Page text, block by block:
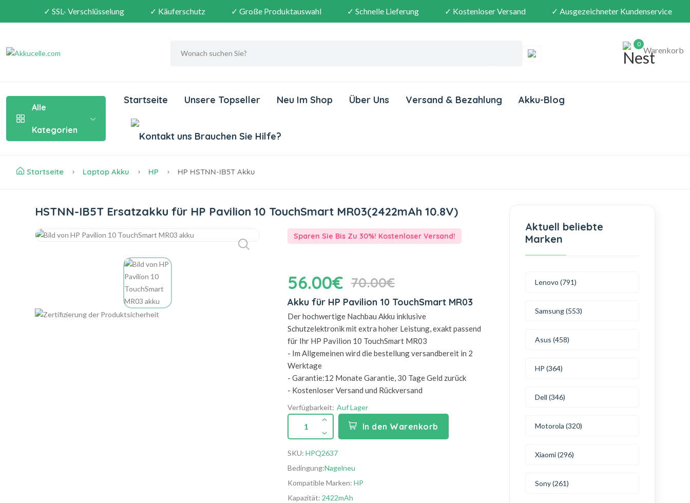
✓ SSL- Verschlüsselung ✓ Käuferschutz ✓ Große Produktauswahl ✓ Schnelle Lieferung ✓ Kostenloser Versand ✓ Ausgezeichneter Kundenservice
0
Warenkorb
Alle
Kategorien
Startseite Unsere Topseller Neu Im Shop Über Uns Versand & Bezahlung Akku-Blog
Brauchen Sie Hilfe?
Startseite Laptop Akku HP HP HSTNN-IB5T Akku
HSTNN-IB5T Ersatzakku für HP Pavilion 10 TouchSmart MR03(2422mAh 10.8V)
Sparen Sie Bis Zu 30%! Kostenloser Versand!
56.00€ 70.00€
Akku für HP Pavilion 10 TouchSmart MR03
Der hochwertige Nachbau Akku inklusive
Schutzelektronik mit extra hoher Leistung, exakt passend
für Ihr HP Pavilion 10 TouchSmart MR03
- Im Allgemeinen wird die bestellung versandbereit in 2
Werktage
- Garantie:12 Monate Garantie, 30 Tage Geld zurück
- Kostenloser Versand und Rückversand
Verfügbarkeit: Auf Lager
1 In den Warenkorb
SKU: HPQ2637
Bedingung:Nagelneu
Kompatible Marken: HP
Kapazität: 2422mAh
Aktuell beliebte
Marken
Lenovo (791)
Samsung (553)
Asus (458)
HP (364)
Dell (346)
Motorola (320)
Xiaomi (296)
Sony (261)